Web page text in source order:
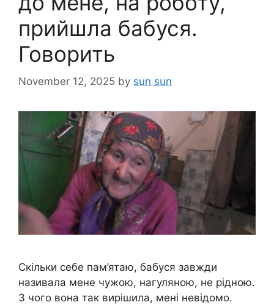
прийшла бабуся.
Говорить
November 12, 2025 by sun sun
Скільки себе пам’ятаю, бабуся завжди
називала мене чужою, нагуляною, не рідною.
З чого вона так вирішила, мені невідомо.